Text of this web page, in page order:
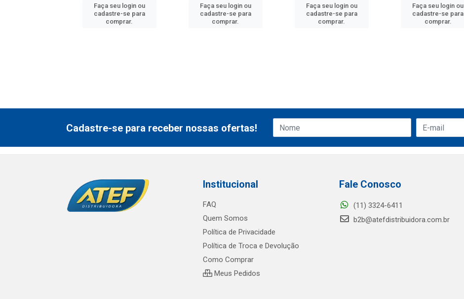
Faça seu login ou
cadastre-se para
comprar.
Faça seu login ou
cadastre-se para
comprar.
Faça seu login ou
cadastre-se para
comprar.
Faça seu login ou
cadastre-se para
comprar.
Cadastre-se para receber nossas ofertas!
Institucional
FAQ
Quem Somos
Política de Privacidade
Política de Troca e Devolução
Como Comprar
Meus Pedidos
Fale Conosco
(11) 3324-6411
b2b@atefdistribuidora.com.br